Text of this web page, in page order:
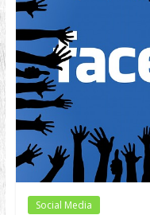
Social Media